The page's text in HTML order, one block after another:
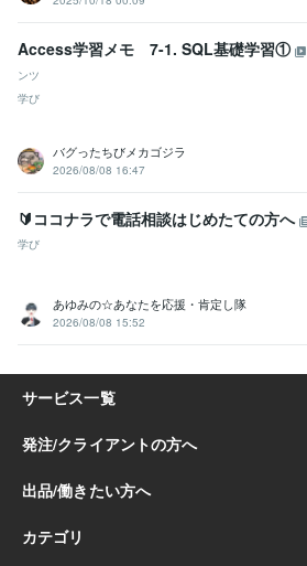
Access学習メモ 7-1. SQL基礎学習①
ンツ
学び
バグったちびメカゴジラ
2026/08/08 16:47
🔰ココナラで電話相談はじめたての方へ
学び
あゆみの☆あなたを応援・肯定し隊
2026/08/08 15:52